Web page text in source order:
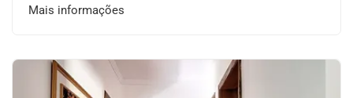
Mais informações